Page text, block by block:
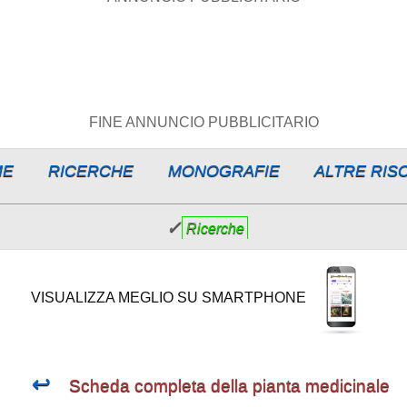
FINE ANNUNCIO PUBBLICITARIO
RICERCHE MONOGRAFIE ALTRE
✓ Ricerche
VISUALIZZA MEGLIO SU SMARTPHONE
↩ Scheda completa della pianta medicinale